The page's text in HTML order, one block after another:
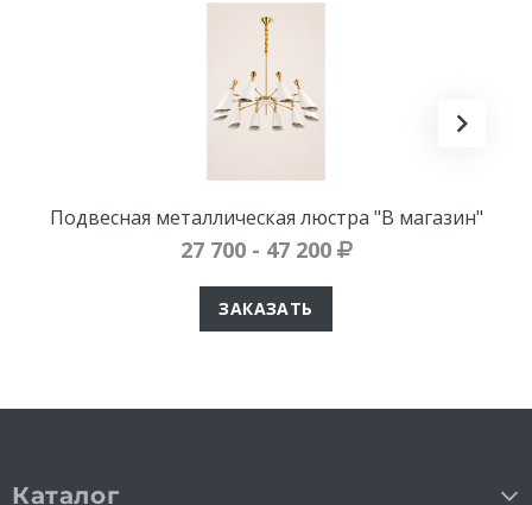
Подвесная металлическая люстра "В магазин"
27 700 - 47 200
ЗАКАЗАТЬ
Каталог